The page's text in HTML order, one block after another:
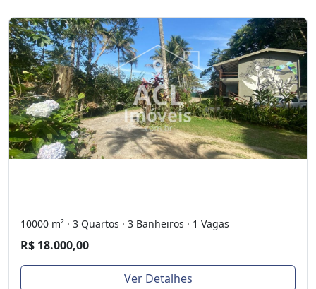
10000 m² · 3 Quartos · 3 Banheiros · 1 Vagas
R$ 18.000,00
Ver Detalhes